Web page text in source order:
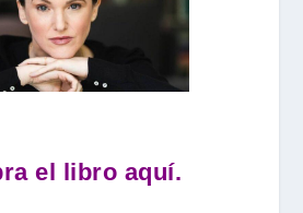
el libro aquí.